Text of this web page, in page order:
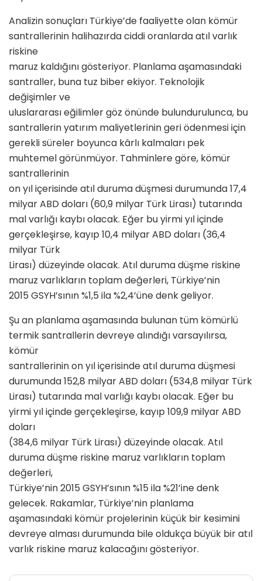
Analizin sonuçları Türkiye’de faaliyette olan kömür
santrallerinin halihazırda ciddi oranlarda atıl varlık
riskine
maruz kaldığını gösteriyor. Planlama aşamasındaki
santraller, buna tuz biber ekiyor. Teknolojik
değişimler ve
uluslararası eğilimler göz önünde bulundurulunca, bu
santrallerin yatırım maliyetlerinin geri ödenmesi için
gerekli süreler boyunca kârlı kalmaları pek
muhtemel görünmüyor. Tahminlere göre, kömür
santrallerinin
on yıl içerisinde atıl duruma düşmesi durumunda 17,4
milyar ABD doları (60,9 milyar Türk Lirası) tutarında
mal varlığı kaybı olacak. Eğer bu yirmi yıl içinde
gerçekleşirse, kayıp 10,4 milyar ABD doları (36,4
milyar Türk
Lirası) düzeyinde olacak. Atıl duruma düşme riskine
maruz varlıkların toplam değerleri, Türkiye’nin
2015 GSYH’sının %1,5 ila %2,4’üne denk geliyor.
Şu an planlama aşamasında bulunan tüm kömürlü
termik santrallerin devreye alındığı varsayılırsa,
kömür
santrallerinin on yıl içerisinde atıl duruma düşmesi
durumunda 152,8 milyar ABD doları (534,8 milyar Türk
Lirası) tutarında mal varlığı kaybı olacak. Eğer bu
yirmi yıl içinde gerçekleşirse, kayıp 109,9 milyar ABD
doları
(384,6 milyar Türk Lirası) düzeyinde olacak. Atıl
duruma düşme riskine maruz varlıkların toplam
değerleri,
Türkiye’nin 2015 GSYH’sının %15 ila %21’ine denk
gelecek. Rakamlar, Türkiye’nin planlama
aşamasındaki kömür projelerinin küçük bir kesimini
devreye alması durumunda bile oldukça büyük bir atıl
varlık riskine maruz kalacağını gösteriyor.